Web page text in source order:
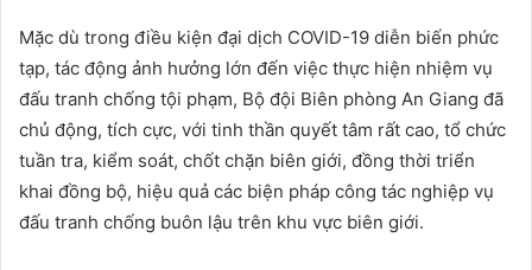
Mặc dù trong điều kiện đại dịch COVID-19 diễn biến phức
tạp, tác động ảnh hưởng lớn đến việc thực hiện nhiệm vụ
đấu tranh chống tội phạm, Bộ đội Biên phòng An Giang đã
chủ động, tích cực, với tinh thần quyết tâm rất cao, tổ chức
tuần tra, kiểm soát, chốt chặn biên giới, đồng thời triển
khai đồng bộ, hiệu quả các biện pháp công tác nghiệp vụ
đấu tranh chống buôn lậu trên khu vực biên giới.